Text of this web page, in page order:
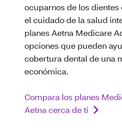
ocuparnos de los
el cuidado de la salud
planes Aetna Medicare
opciones que pueden
cobertura dental de una
económica.
Compara los planes
Aetna cerca de ti